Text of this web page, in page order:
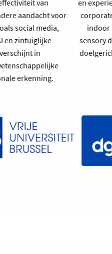
van
aandacht voor
social media,
en zintuiglijke
in
erkenning.
en
indoor
sensory